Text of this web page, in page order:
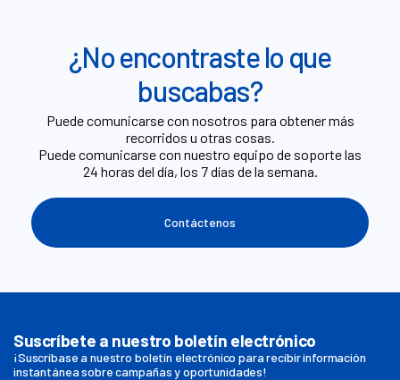
¿No encontraste lo que
buscabas?
Puede comunicarse con nosotros para obtener más
recorridos u otras cosas.
Puede comunicarse con nuestro equipo de soporte las
24 horas del día, los 7 días de la semana.
Contáctenos
Suscríbete a nuestro boletín electrónico
¡Suscríbase a nuestro boletín electrónico para recibir información
instantánea sobre campañas y oportunidades!